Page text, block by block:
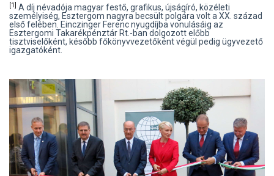
[1] A díj névadója magyar festő, grafikus, újságíró, közéleti
személyiség, Esztergom nagyra becsült polgára volt a XX. század
első felében. Einczinger Ferenc nyugdíjba vonulásáig az
Esztergomi Takarékpénztár Rt.-ban dolgozott előbb
tisztviselőként, később főkönyvvezetőként végül pedig ügyvezető
igazgatóként.